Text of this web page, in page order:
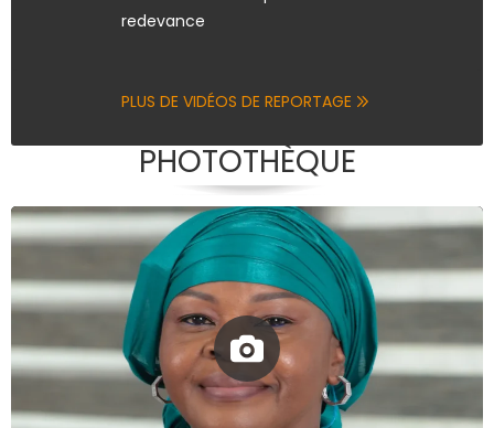
redevance
PLUS DE VIDÉOS DE REPORTAGE
PHOTOTHÈQUE